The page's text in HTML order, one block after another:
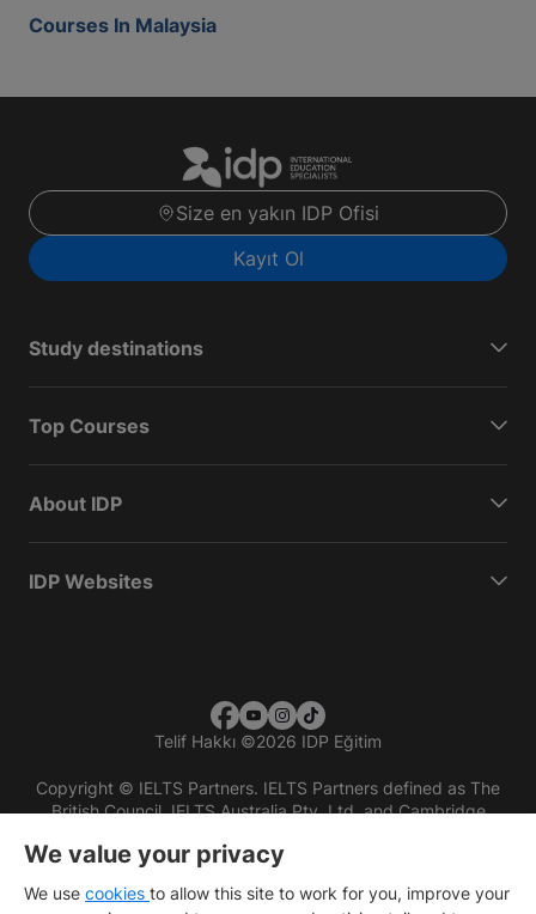
Courses In Malaysia
Size en yakın IDP Ofisi
Kayıt Ol
Study destinations
Top Courses
About IDP
IDP Websites
Telif Hakkı ©2026 IDP Eğitim
Copyright © IELTS Partners. IELTS Partners defined as The
British Council, IELTS Australia Pty. Ltd. and Cambridge
We value your privacy
We use cookies to allow this site to work for you, improve your